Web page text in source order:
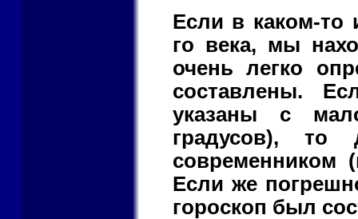
Если в каком-то
го века, мы
очень легко
составлены.
указаны с
градусов), то
современником
Если же
гороскоп был